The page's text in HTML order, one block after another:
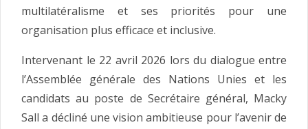
multilatéralisme et ses priorités pour une
organisation plus efficace et inclusive.
Intervenant le 22 avril 2026 lors du dialogue entre
l’Assemblée générale des Nations Unies et les
candidats au poste de Secrétaire général, Macky
Sall a décliné une vision ambitieuse pour l’avenir de